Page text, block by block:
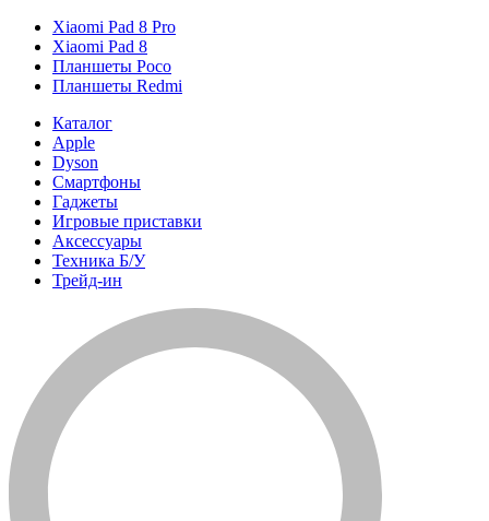
Xiaomi Pad 8 Pro
Xiaomi Pad 8
Планшеты Poco
Планшеты Redmi
Каталог
Apple
Dyson
Смартфоны
Гаджеты
Игровые приставки
Аксессуары
Техника Б/У
Трейд-ин